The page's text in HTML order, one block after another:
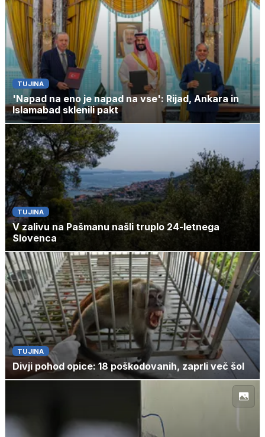
TUJINA
'Napad na eno je napad na vse': Rijad, Ankara in
Islamabad sklenili pakt
TUJINA
V zalivu na Pašmanu našli truplo 24-letnega
Slovenca
TUJINA
Divji pohod opice: 18 poškodovanih, zaprli več šol